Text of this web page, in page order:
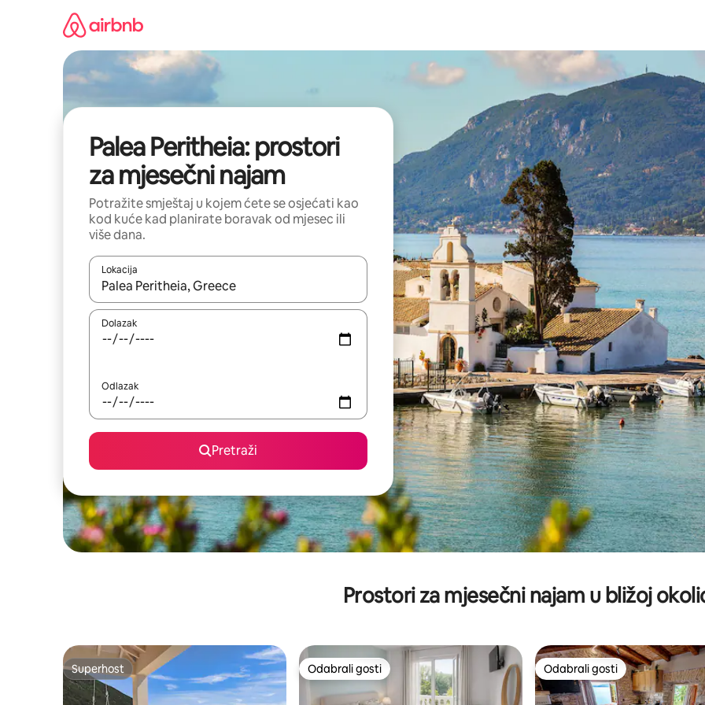
Palea Peritheia: prostori
za mjesečni najam
Potražite smještaj u kojem ćete se osjećati kao
kod kuće kad planirate boravak od mjesec ili
više dana.
Lokacija
Kada budu dostupni rezultati, moći ćete ih pregledati koristeći se strelicama prema gore i prema dolje, kao i dodirom
Dolazak
Odlazak
Pretraži
Prostori za mjesečni najam u bližoj
Superhost
Superhost Odabrali gosti
Odabrali gosti Odabrali gosti
Odabrali gosti